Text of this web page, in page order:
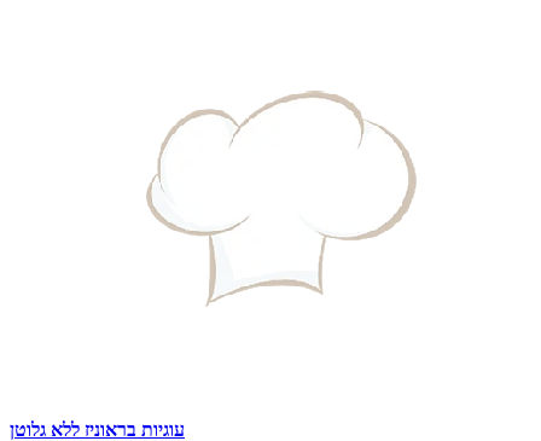
עוגיות בראוניז ללא גלוטן